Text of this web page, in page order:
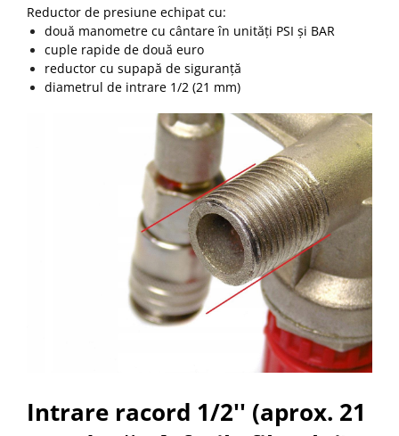
Reductor de presiune echipat cu:
două manometre cu cântare în unități PSI și BAR
cuple rapide de două euro
reductor cu supapă de siguranță
diametrul de intrare 1/2 (21 mm)
Intrare racord 1/2'' (aprox. 21